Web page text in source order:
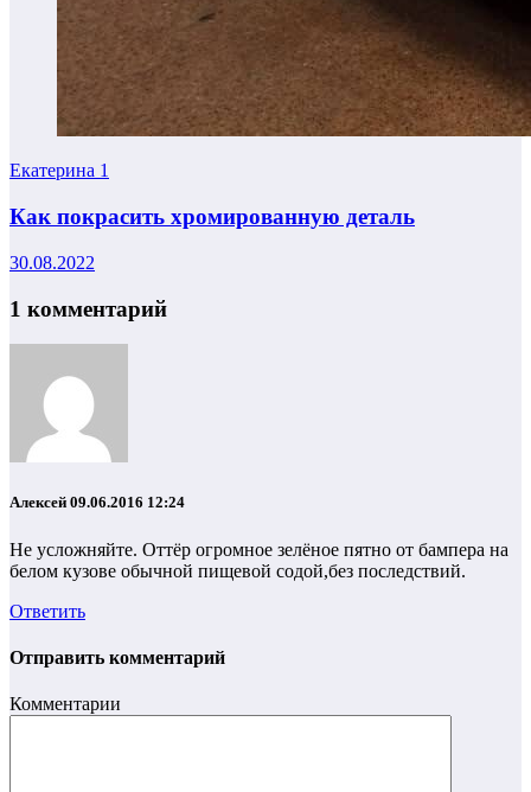
Екатерина 1
Как покрасить хромированную деталь
30.08.2022
1 комментарий
Алексей 09.06.2016 12:24
Не усложняйте. Оттёр огромное зелёное пятно от бампера на
белом кузове обычной пищевой содой,без последствий.
Ответить
Отправить комментарий
Комментарии